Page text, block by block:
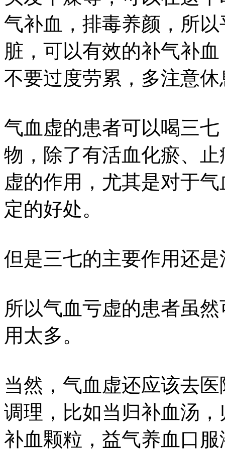
气补血，排毒养颜，所
脏，可以有效的补气补
不要过度劳累，多注意休
气血虚的患者可以喝三
物，除了有活血化瘀、
虚的作用，尤其是对于
定的好处。
但是三七的主要作用还
所以气血亏虚的患者虽
用太多。
当然，气血虚还应该去
调理，比如当归补血汤
补血颗粒，益气养血口服